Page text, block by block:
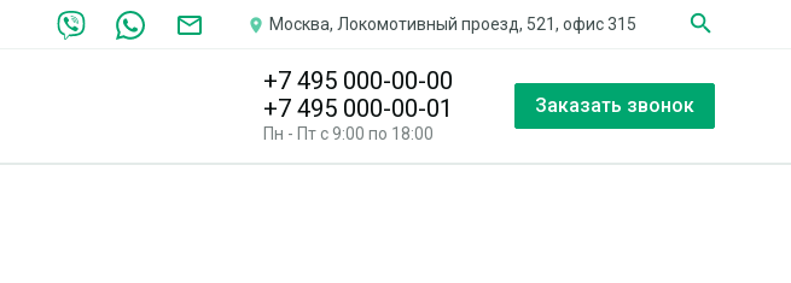
place Москва, Локомотивный проезд, 521, офис 315 search
+7 495 000-00-00
+7 495 000-00-01
Пн - Пт с 9:00 по 18:00
Заказать звонок